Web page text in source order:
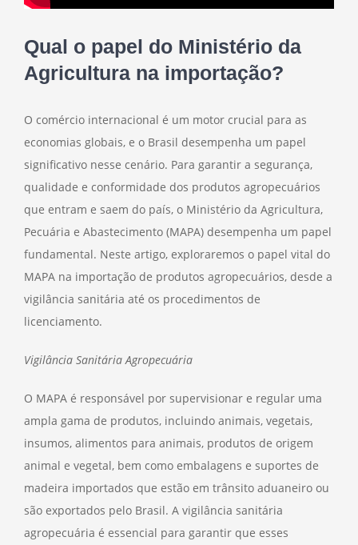
Qual o papel do Ministério da
Agricultura na importação?
O comércio internacional é um motor crucial para as
economias globais, e o Brasil desempenha um papel
significativo nesse cenário. Para garantir a segurança,
qualidade e conformidade dos produtos agropecuários
que entram e saem do país, o Ministério da Agricultura,
Pecuária e Abastecimento (MAPA) desempenha um papel
fundamental. Neste artigo, exploraremos o papel vital do
MAPA na importação de produtos agropecuários, desde a
vigilância sanitária até os procedimentos de
licenciamento.
Vigilância Sanitária Agropecuária
O MAPA é responsável por supervisionar e regular uma
ampla gama de produtos, incluindo animais, vegetais,
insumos, alimentos para animais, produtos de origem
animal e vegetal, bem como embalagens e suportes de
madeira importados que estão em trânsito aduaneiro ou
são exportados pelo Brasil. A vigilância sanitária
agropecuária é essencial para garantir que esses